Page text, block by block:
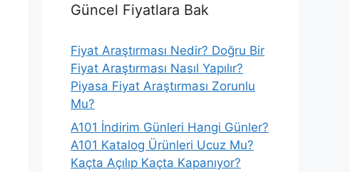
Güncel Fiyatlara Bak
Fiyat Araştırması Nedir? Doğru Bir
Fiyat Araştırması Nasıl Yapılır?
Piyasa Fiyat Araştırması Zorunlu
Mu?
A101 İndirim Günleri Hangi Günler?
A101 Katalog Ürünleri Ucuz Mu?
Kaçta Açılıp Kaçta Kapanıyor?